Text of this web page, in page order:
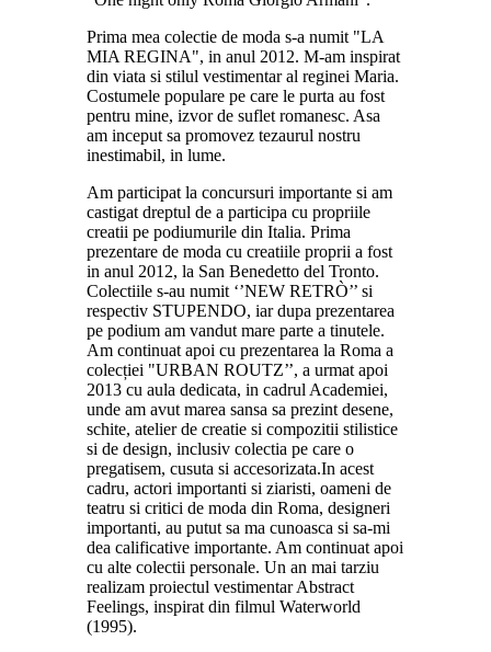
Prima mea colectie de moda s-a numit "LA
MIA REGINA", in anul 2012. M-am inspirat
din viata si stilul vestimentar al reginei Maria.
Costumele populare pe care le purta au fost
pentru mine, izvor de suflet romanesc. Asa
am inceput sa promovez tezaurul nostru
inestimabil, in lume.
Am participat la concursuri importante si am
castigat dreptul de a participa cu propriile
creatii pe podiumurile din Italia. Prima
prezentare de moda cu creatiile proprii a fost
in anul 2012, la San Benedetto del Tronto.
Colectiile s-au numit ‘’NEW RETRÒ’’ si
respectiv STUPENDO, iar dupa prezentarea
pe podium am vandut mare parte a tinutele.
Am continuat apoi cu prezentarea la Roma a
colecției "URBAN ROUTZ’’, a urmat apoi
2013 cu aula dedicata, in cadrul Academiei,
unde am avut marea sansa sa prezint desene,
schite, atelier de creatie si compozitii stilistice
si de design, inclusiv colectia pe care o
pregatisem, cusuta si accesorizata.In acest
cadru, actori importanti si ziaristi, oameni de
teatru si critici de moda din Roma, designeri
importanti, au putut sa ma cunoasca si sa-mi
dea calificative importante. Am continuat apoi
cu alte colectii personale. Un an mai tarziu
realizam proiectul vestimentar Abstract
Feelings, inspirat din filmul Waterworld
(1995).